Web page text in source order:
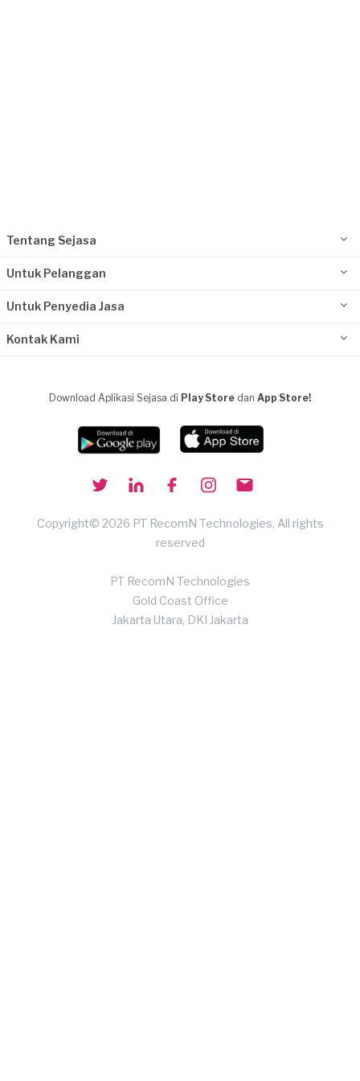
Tentang Sejasa
Untuk Pelanggan
Untuk Penyedia Jasa
Kontak Kami
Download Aplikasi Sejasa di Play Store dan App Store!
Copyright© 2026 PT RecomN Technologies, All rights
reserved
PT RecomN Technologies
Gold Coast Office
Jakarta Utara, DKI Jakarta